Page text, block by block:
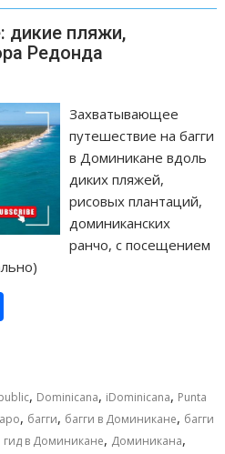
дикие пляжи,
Редонда
Захватывающее
путешествие на багги
в Доминикане вдоль
диких пляжей,
рисовых плантаций,
доминиканских
ранчо, с посещением
р
а
, Dominicana, iDominicana, Punta
, багги, багги в Доминикане, багги
гид в Доминикане, Доминикана,